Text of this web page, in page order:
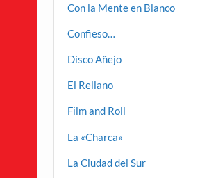
Con la Mente en Blanco
Confieso…
Disco Añejo
El Rellano
Film and Roll
La «Charca»
La Ciudad del Sur